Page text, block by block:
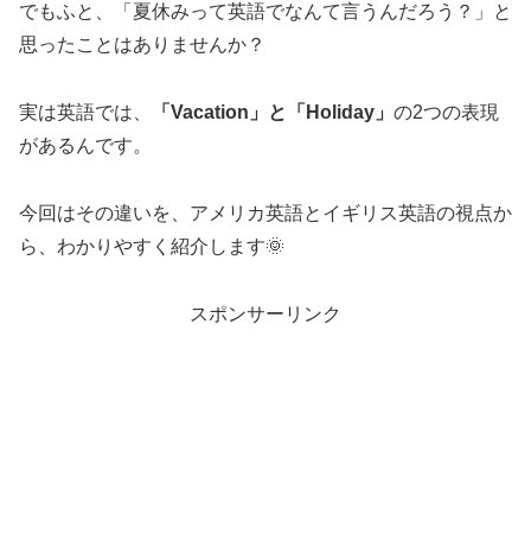
でもふと、「夏休みって英語でなんて言うんだろう？」と
思ったことはありませんか？
実は英語では、 「Vacation」と「Holiday」 の2つの表現
があるんです。
今回はその違いを、アメリカ英語とイギリス英語の視点か
ら、わかりやすく紹介します🌞
スポンサーリンク